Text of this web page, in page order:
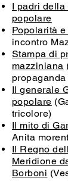
I padri della
popolare
Popolarità
incontro
Stampa di
mazziniana
Il generale
popolare
tricolore)
Il mito di
Anita
Il Regno
Meridione
Borboni